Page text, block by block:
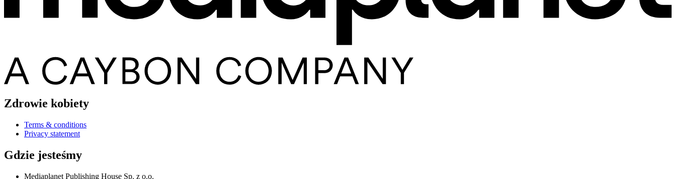
Zdrowie kobiety
Terms & conditions
Privacy statement
Gdzie jesteśmy
Mediaplanet Publishing House Sp. z o.o.